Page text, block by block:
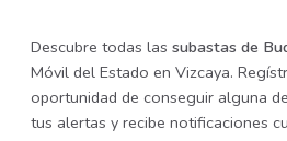
Descubre todas las subastas de
Móvil del Estado en Vizcaya.
oportunidad de conseguir alguna
tus alertas y recibe notificaciones